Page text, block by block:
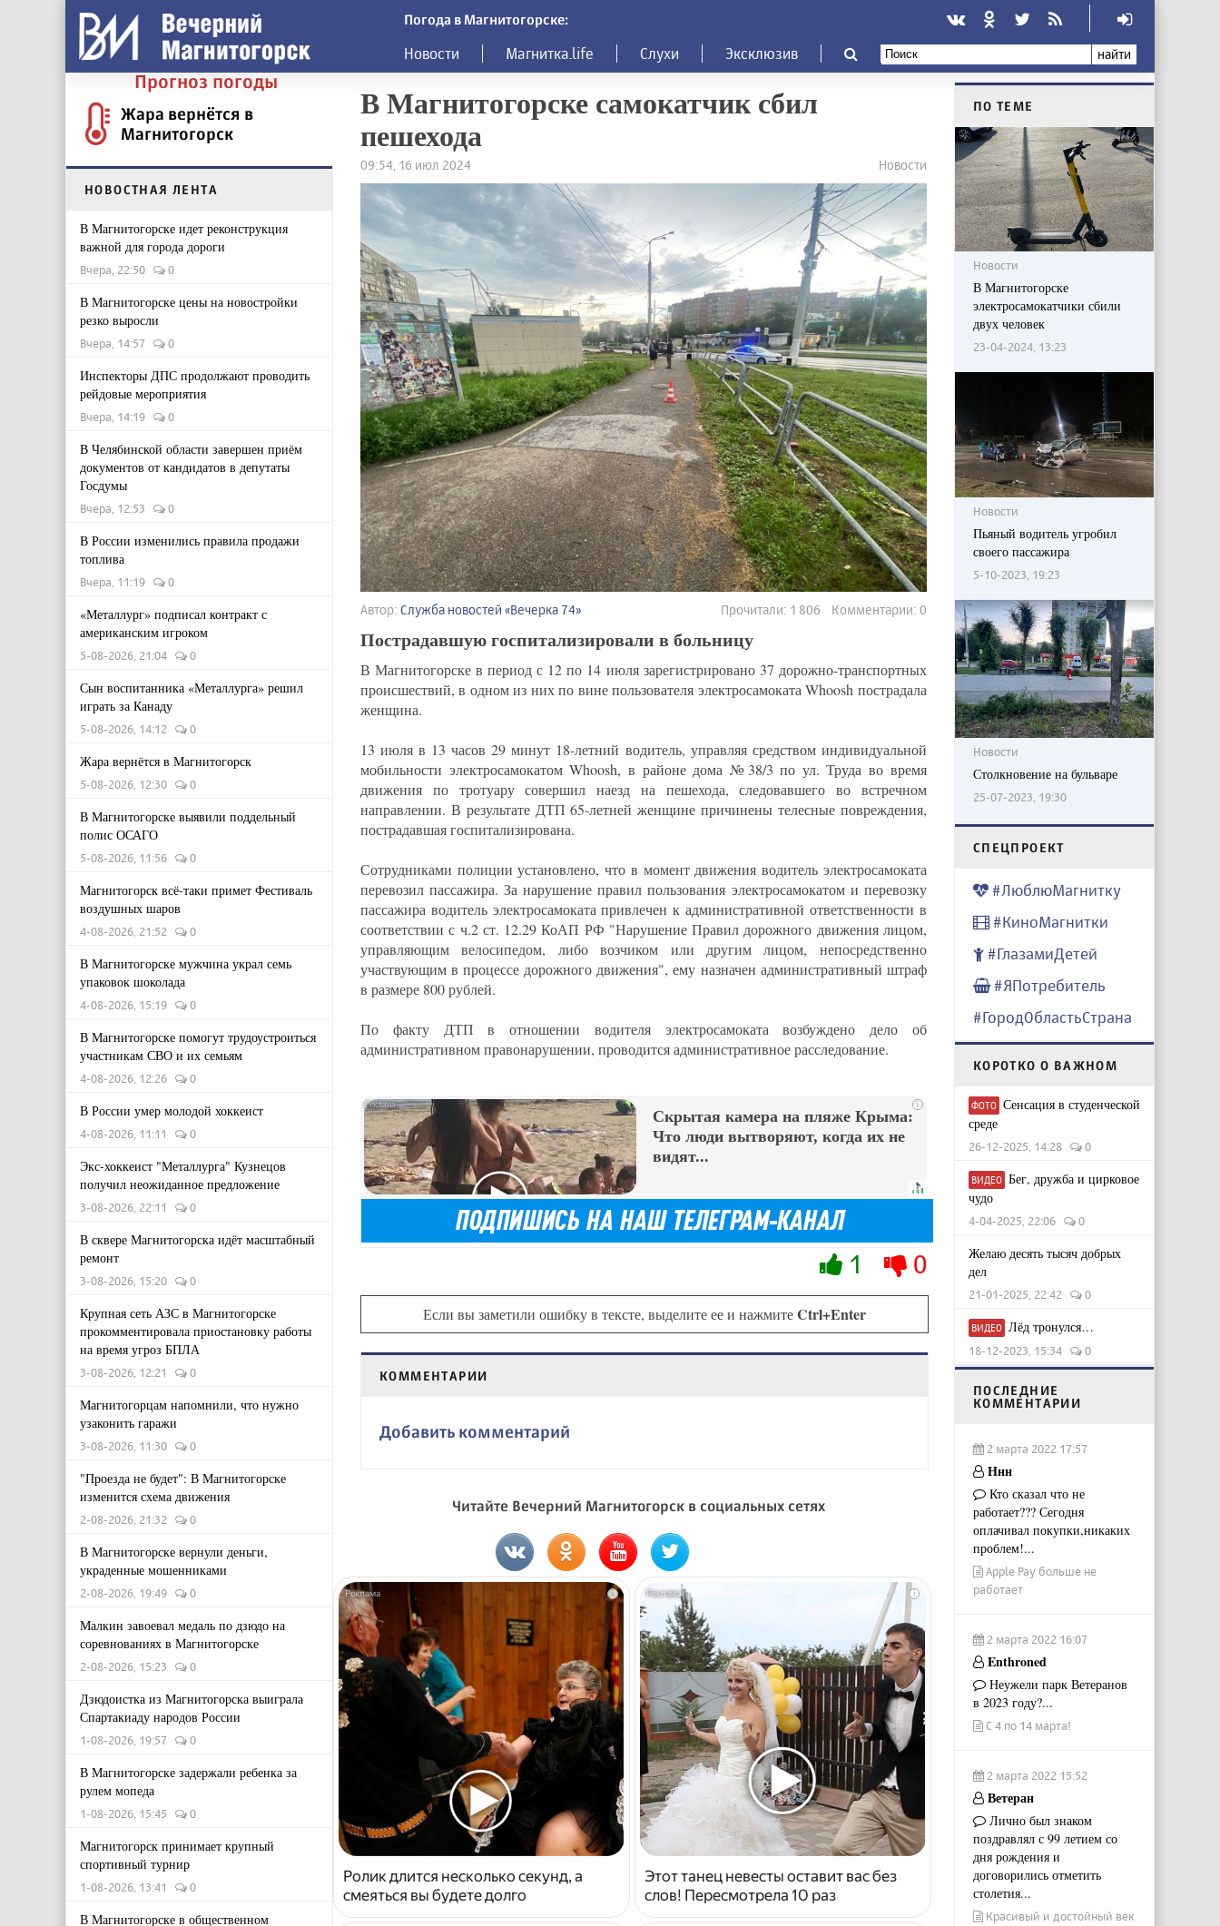
Погода в Магнитогорске:
Новости Магнитка.life Слухи Эксклюзив найти
Прогноз погоды
Жара вернётся в
Магнитогорск
НОВОСТНАЯ ЛЕНТА
В Магнитогорске идет реконструкция
важной для города дороги
Вчера, 22:50 0
В Магнитогорске цены на новостройки
резко выросли
Вчера, 14:57 0
Инспекторы ДПС продолжают проводить
рейдовые мероприятия
Вчера, 14:19 0
В Челябинской области завершен приём
документов от кандидатов в депутаты
Госдумы
Вчера, 12:53 0
В России изменились правила продажи
топлива
Вчера, 11:19 0
«Металлург» подписал контракт с
американским игроком
5-08-2026, 21:04 0
Сын воспитанника «Металлурга» решил
играть за Канаду
5-08-2026, 14:12 0
Жара вернётся в Магнитогорск
5-08-2026, 12:30 0
В Магнитогорске выявили поддельный
полис ОСАГО
5-08-2026, 11:56 0
Магнитогорск всё-таки примет Фестиваль
воздушных шаров
4-08-2026, 21:52 0
В Магнитогорске мужчина украл семь
упаковок шоколада
4-08-2026, 15:19 0
В Магнитогорске помогут трудоустроиться
участникам СВО и их семьям
4-08-2026, 12:26 0
В России умер молодой хоккеист
4-08-2026, 11:11 0
Экс-хоккеист "Металлурга" Кузнецов
получил неожиданное предложение
3-08-2026, 22:11 0
В сквере Магнитогорска идёт масштабный
ремонт
3-08-2026, 15:20 0
Крупная сеть АЗС в Магнитогорске
прокомментировала приостановку работы
на время угроз БПЛА
3-08-2026, 12:21 0
Магнитогорцам напомнили, что нужно
узаконить гаражи
3-08-2026, 11:30 0
"Проезда не будет": В Магнитогорске
изменится схема движения
2-08-2026, 21:32 0
В Магнитогорске вернули деньги,
украденные мошенниками
2-08-2026, 19:49 0
Малкин завоевал медаль по дзюдо на
соревнованиях в Магнитогорске
2-08-2026, 15:23 0
Дзюдоистка из Магнитогорска выиграла
Спартакиаду народов России
1-08-2026, 19:57 0
В Магнитогорске задержали ребенка за
рулем мопеда
1-08-2026, 15:45 0
Магнитогорск принимает крупный
спортивный турнир
1-08-2026, 13:41 0
В Магнитогорске в общественном
В Магнитогорске самокатчик сбил
пешехода
09:54, 16 июл 2024 Новости
Автор: Служба новостей «Вечерка 74» Прочитали: 1 806 Комментарии: 0
Пострадавшую госпитализировали в больницу
В Магнитогорске в период с 12 по 14 июля зарегистрировано 37 дорожно-транспортных
происшествий, в одном из них по вине пользователя электросамоката Whoosh пострадала
женщина.
13 июля в 13 часов 29 минут 18-летний водитель, управляя средством индивидуальной
мобильности электросамокатом Whoosh, в районе дома №38/3 по ул. Труда во время
движения по тротуару совершил наезд на пешехода, следовавшего во встречном
направлении. В результате ДТП 65-летней женщине причинены телесные повреждения,
пострадавшая госпитализирована.
Сотрудниками полиции установлено, что в момент движения водитель электросамоката
перевозил пассажира. За нарушение правил пользования электросамокатом и перевозку
пассажира водитель электросамоката привлечен к административной ответственности в
соответствии с ч.2 ст. 12.29 КоАП РФ "Нарушение Правил дорожного движения лицом,
управляющим велосипедом, либо возчиком или другим лицом, непосредственно
участвующим в процессе дорожного движения", ему назначен административный штраф
в размере 800 рублей.
По факту ДТП в отношении водителя электросамоката возбуждено дело об
административном правонарушении, проводится административное расследование.
i
Скрытая камера на пляже Крыма:
Что люди вытворяют, когда их не
видят...
1 0
Если вы заметили ошибку в тексте, выделите ее и нажмитеCtrl+Enter
КОММЕНТАРИИ
Добавить комментарий
Читайте Вечерний Магнитогорск в социальных сетях
i
Ролик длится несколько секунд, а
смеяться вы будете долго
i
Этот танец невесты оставит вас без
слов! Пересмотрела 10 раз
ПО ТЕМЕ
Новости
В Магнитогорске
электросамокатчики сбили
двух человек
23-04-2024, 13:23
Новости
Пьяный водитель угробил
своего пассажира
5-10-2023, 19:23
Новости
Столкновение на бульваре
25-07-2023, 19:30
CПЕЦПРОЕКТ
#ЛюблюМагнитку
#КиноМагнитки
#ГлазамиДетей
#ЯПотребитель
#ГородОбластьСтрана
КОРОТКО О ВАЖНОМ
ФОТО Сенсация в студенческой
среде
26-12-2025, 14:28 0
ВИДЕО Бег, дружба и цирковое
чудо
4-04-2025, 22:06 0
Желаю десять тысяч добрых
дел
21-01-2025, 22:42 0
ВИДЕО Лёд тронулся…
18-12-2023, 15:34 0
ПОСЛЕДНИЕ
КОММЕНТАРИИ
2 марта 2022 17:57
Ннн
Кто сказал что не
работает??? Сегодня
оплачивал покупки,никаких
проблем!...
Apple Pay больше не
работает
2 марта 2022 16:07
Enthroned
Неужели парк Ветеранов
в 2023 году?...
С 4 по 14 марта!
2 марта 2022 15:52
Ветеран
Лично был знаком
поздравлял с 99 летием со
дня рождения и
договорились отметить
столетия...
Красивый и достойный век